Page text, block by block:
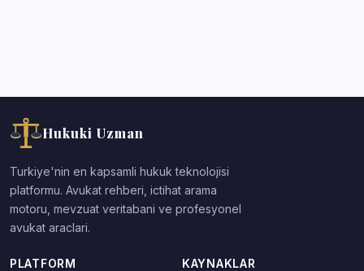
Hukuki Uzman
Turkiye'nin en kapsamli hukuk teknolojisi
platformu. Avukat rehberi, ictihat arama
motoru, mevzuat veritabani ve profesyonel
avukat araclari.
PLATFORM KAYNAKLAR